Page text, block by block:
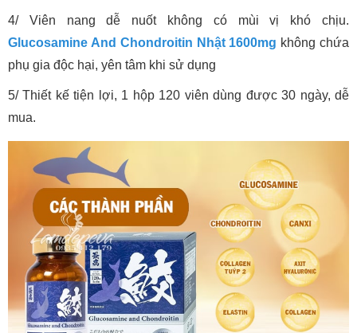
4/ Viên nang dễ nuốt không có mùi vị khó chịu.
Glucosamine And Chondroitin Nhật 1600mg không chứa
phụ gia độc hại, yên tâm khi sử dụng
5/ Thiết kế tiện lợi, 1 hộp 120 viên dùng được 30 ngày, dễ
mua.